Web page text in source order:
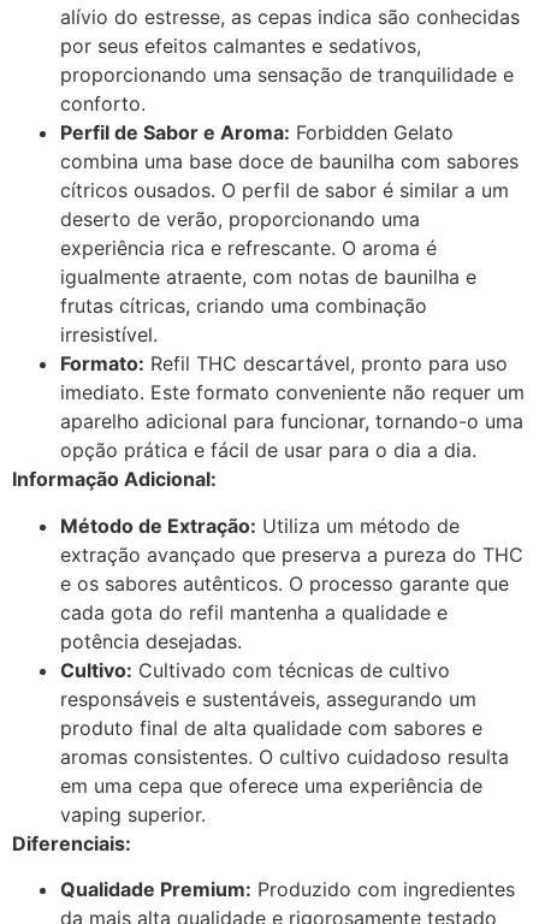
alívio do estresse, as cepas indica são conhecidas
por seus efeitos calmantes e sedativos,
proporcionando uma sensação de tranquilidade e
conforto.
Perfil de Sabor e Aroma: Forbidden Gelato
combina uma base doce de baunilha com sabores
cítricos ousados. O perfil de sabor é similar a um
deserto de verão, proporcionando uma
experiência rica e refrescante. O aroma é
igualmente atraente, com notas de baunilha e
frutas cítricas, criando uma combinação
irresistível.
Formato: Refil THC descartável, pronto para uso
imediato. Este formato conveniente não requer um
aparelho adicional para funcionar, tornando-o uma
opção prática e fácil de usar para o dia a dia.
Informação Adicional:
Método de Extração: Utiliza um método de
extração avançado que preserva a pureza do THC
e os sabores autênticos. O processo garante que
cada gota do refil mantenha a qualidade e
potência desejadas.
Cultivo: Cultivado com técnicas de cultivo
responsáveis e sustentáveis, assegurando um
produto final de alta qualidade com sabores e
aromas consistentes. O cultivo cuidadoso resulta
em uma cepa que oferece uma experiência de
vaping superior.
Diferenciais:
Qualidade Premium: Produzido com ingredientes
da mais alta qualidade e rigorosamente testado